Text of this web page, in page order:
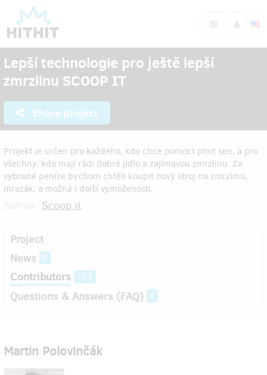
Lepší technologie pro ještě lepší
zmrzlinu SCOOP IT
Share project
Projekt je určen pro každého, kdo chce pomoct plnit sen, a pro
všechny, kdo mají rádi dobré jídlo a zajímavou zmrzlinu. Za
vybrané peníze bychom chtěli koupit nový stroj na zmrzlinu,
mrazák, a možná i další vymoženosti.
Scoop it
Project
News
0
Contributors 107
Questions & Answers (FAQ) 0
Martin Polovinčák